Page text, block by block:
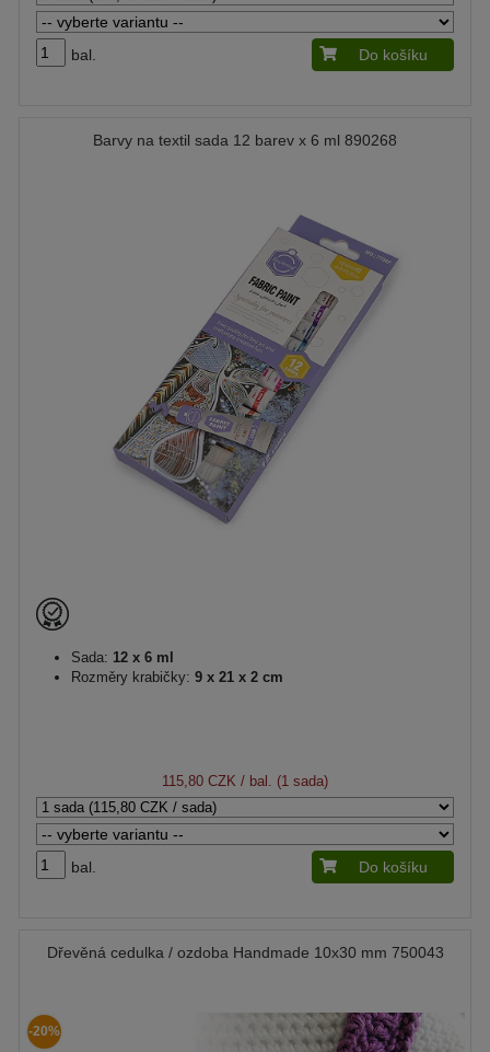
bal. Do košíku
Barvy na textil sada 12 barev x 6 ml 890268
Sada: 12 x 6 ml
Rozměry krabičky: 9 x 21 x 2 cm
115,80 CZK / bal. (1 sada)
bal. Do košíku
Dřevěná cedulka / ozdoba Handmade 10x30 mm 750043
-20%